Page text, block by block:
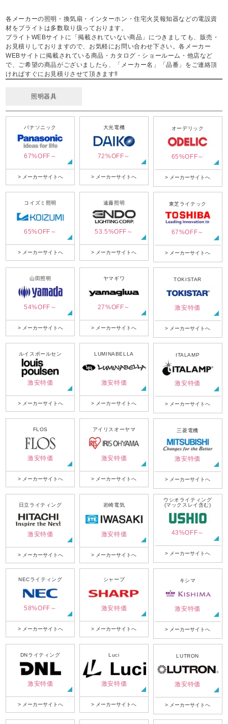
各メーカーの照明・換気扇・インターホン・住宅火災報知器などの電設資
材をブライトは多数取り扱っております。
ブライトWEBサイトに「掲載されていない商品」につきましても、販売・
お見積りしておりますので、お気軽にお問い合わせ下さい。各メーカー
WEBサイトに掲載されている商品・カタログ・ショールーム・他店など
で、ご希望の商品がございましたら、「メーカー名」「品番」をご連絡頂
ければすぐにお見積りさせて頂きます‼
照明器具
パナソニック
67%OFF～
> メーカーサイトへ
大光電機
72%OFF～
> メーカーサイトへ
オーデリック
65%OFF～
> メーカーサイトへ
コイズミ照明
65%OFF～
> メーカーサイトへ
遠藤照明
53.5%OFF～
> メーカーサイトへ
東芝ライテック
67%OFF～
> メーカーサイトへ
山田照明
54%OFF～
> メーカーサイトへ
ヤマギワ
27%OFF～
> メーカーサイトへ
TOKISTAR
激安特価
> メーカーサイトへ
ルイスポールセン
激安特価
> メーカーサイトへ
LUMINABELLA
激安特価
> メーカーサイトへ
ITALAMP
激安特価
> メーカーサイトへ
FLOS
激安特価
> メーカーサイトへ
アイリスオーヤマ
激安特価
> メーカーサイトへ
三菱電機
激安特価
> メーカーサイトへ
日立ライティング
激安特価
> メーカーサイトへ
岩崎電気
激安特価
> メーカーサイトへ
ウシオライティング
(マックスレイ含む)
43%OFF～
> メーカーサイトへ
NECライティング
58%OFF～
> メーカーサイトへ
シャープ
激安特価
> メーカーサイトへ
キシマ
激安特価
> メーカーサイトへ
DNライティング
激安特価
> メーカーサイトへ
Luci
激安特価
> メーカーサイトへ
LUTRON
激安特価
> メーカーサイトへ